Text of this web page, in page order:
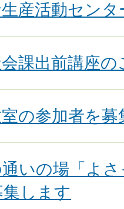
産活動セン
課出前講座の
の参加者を
いの場「よ
します